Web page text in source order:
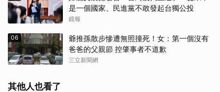
是一個國家、民進黨不敢發起台獨公投
鏡報
06
爺推孫散步慘遭無照撞死！女：第一個沒有
爸爸的父親節 控肇事者不道歉
三立新聞網
其他人也看了